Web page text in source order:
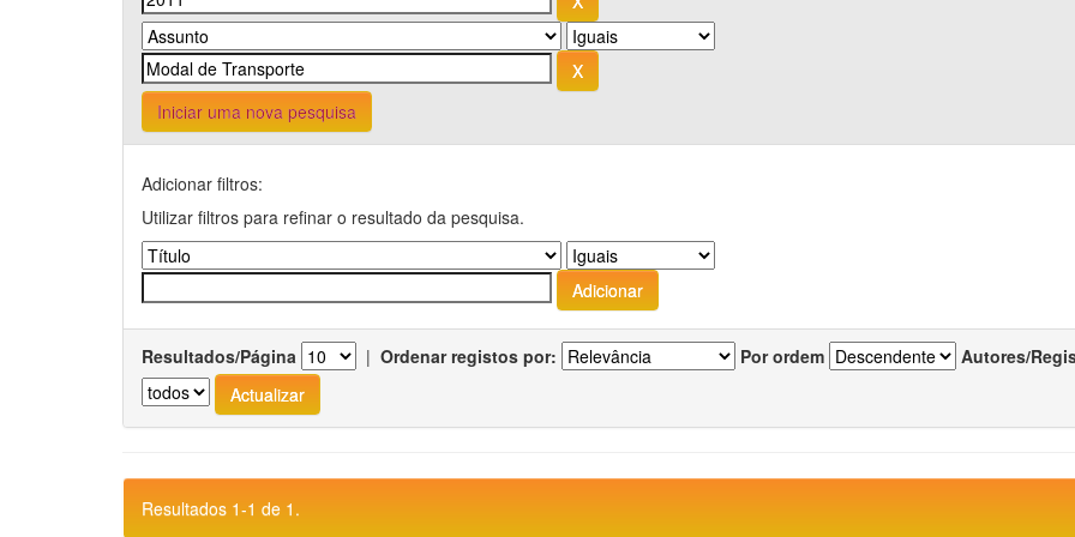
Iniciar uma nova pesquisa
Adicionar filtros:
Utilizar filtros para refinar o resultado da pesquisa.
Resultados/Página | Ordenar registos por: Por ordem Autores/
Resultados 1-1 de 1.